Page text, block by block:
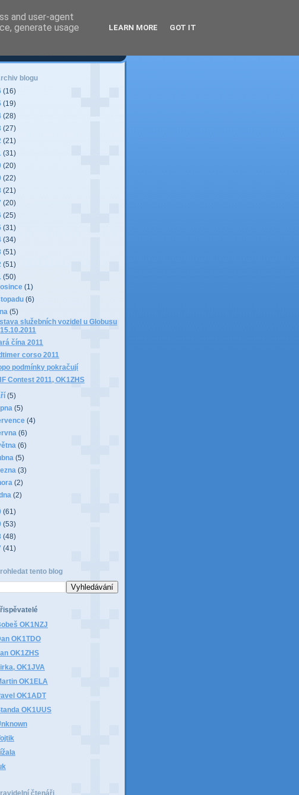
blogu
(16)
(19)
(28)
(27)
(21)
(31)
(20)
(22)
(21)
(20)
(25)
(31)
(34)
(51)
(51)
(50)
(1)
(6)
(5)
služebních vozidel u Globusu
15.10.2011
čína 2011
corso 2011
podmínky pokračují
Contest 2011, OK1ZHS
(5)
(5)
(4)
(6)
(6)
(5)
(3)
(2)
(2)
(61)
(53)
(48)
(41)
tento blog
OK1NZJ
OK1TDO
OK1ZHS
OK1JVA
OK1ELA
OK1ADT
OK1UUS
čtenáři
and user-agent
generate usage
LEARN MORE GOT IT